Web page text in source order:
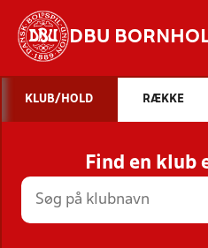
DBU
STILLINGER,
KLUB/HOLD RÆKKE
Find en klub